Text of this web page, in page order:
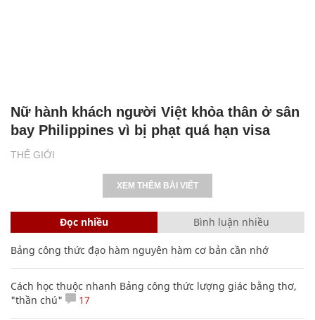
THẾ GIỚI
Nữ hành khách người Việt khỏa thân ở sân
bay Philippines vì bị phạt quá hạn visa
XEM THÊM BÀI VIẾT
Đọc nhiều Bình luận nhiều
Bảng công thức đạo hàm nguyên hàm cơ bản cần nhớ
Cách học thuộc nhanh Bảng công thức lượng giác bằng thơ,
"thần chú"
17